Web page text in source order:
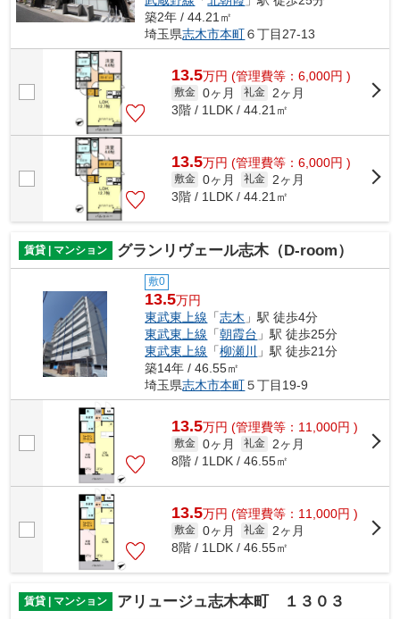
築2年 / 44.21㎡
埼玉県志木市本町６丁目27-13
13.5万円 (管理費等：6,000円 )
敷金 0ヶ月 礼金
2ヶ月
3階 / 1LDK / 44.21㎡
13.5万円 (管理費等：6,000円 )
敷金 0ヶ月 礼金
2ヶ月
3階 / 1LDK / 44.21㎡
賃貸 | マンション グランリヴェール志木（D-room）
敷0
13.5万円
東武東上線 「志木 」駅 徒歩4分
東武東上線 「朝霞台 」駅 徒歩25分
東武東上線 「柳瀬川
」駅 徒歩21分
築14年 / 46.55㎡
埼玉県志木市本町５丁目19-9
13.5万円 (管理費等：11,000円 )
敷金 0ヶ月 礼金
2ヶ月
8階 / 1LDK / 46.55㎡
13.5万円 (管理費等：11,000円 )
敷金 0ヶ月 礼金
2ヶ月
8階 / 1LDK / 46.55㎡
賃貸 | マンション アリュージュ志木本町 １３０３